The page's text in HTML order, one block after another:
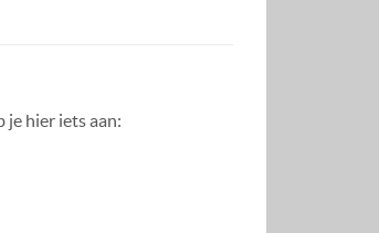
je hier iets aan: